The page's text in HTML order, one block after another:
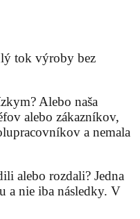
tok výroby bez
Alebo naša
alebo zákazníkov,
a nemala
alebo rozdali? Jedna
a nie iba následky. V